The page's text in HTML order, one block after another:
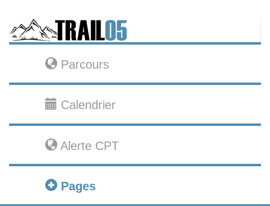
Parcours
Calendrier
Alerte CPT
Pages